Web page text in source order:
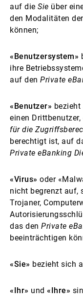
auf die Sie über
den Modalitäten der
können;
«Benutzersystem»
ihre
auf den Private
«Benutzer»
einen
für die
berechtigt ist, auf
Private eBanking
«Virus» oder
nicht begrenzt auf,
Trojaner,
das den Private
beeinträchtigen
«Sie» bezieht sich
«Ihr» und «Ihre»